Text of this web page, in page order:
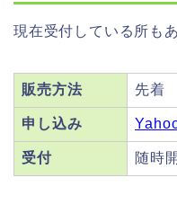
現在受付している所も
販売方法 先着
申し込み
受付 随時